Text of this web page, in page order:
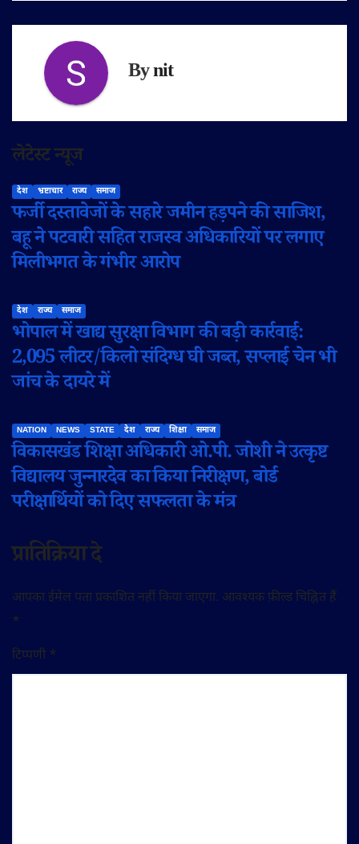
Bynit
लेटेस्ट न्यूज
देश भ्रष्टाचार राज्य समाज
फर्जी दस्तावेजों के सहारे जमीन हड़पने की साजिश,
बहू ने पटवारी सहित राजस्व अधिकारियों पर लगाए
मिलीभगत के गंभीर आरोप
देश राज्य समाज
भोपाल में खाद्य सुरक्षा विभाग की बड़ी कार्रवाई:
2,095 लीटर/किलो संदिग्ध घी जब्त, सप्लाई चेन भी
जांच के दायरे में
NATION NEWS STATE देश राज्य शिक्षा समाज
विकासखंड शिक्षा अधिकारी ओ.पी. जोशी ने उत्कृष्ट
विद्यालय जुन्नारदेव का किया निरीक्षण, बोर्ड
परीक्षार्थियों को दिए सफलता के मंत्र
प्रातिक्रिया दे
आपका ईमेल पता प्रकाशित नहीं किया जाएगा. आवश्यक फ़ील्ड चिह्नित हैं
*
टिप्पणी *